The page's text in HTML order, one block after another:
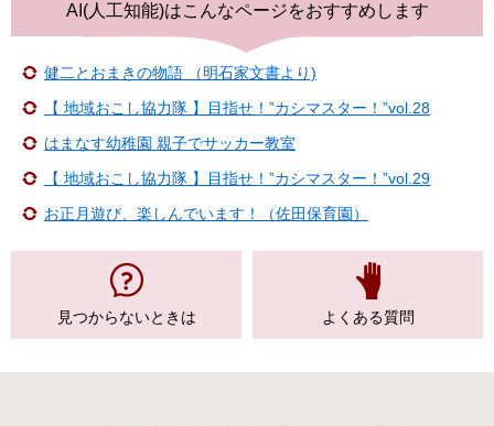
AI(人工知能)はこんなページをおすすめします
健二とおまきの物語 （明石家文書より)
【 地域おこし協力隊 】目指せ！”カシマスター！”vol.28
はまなす幼稚園 親子でサッカー教室
【 地域おこし協力隊 】目指せ！”カシマスター！”vol.29
お正月遊び、楽しんでいます！（佐田保育園）
見つからないときは よくある質問